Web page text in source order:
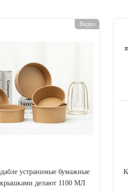
Видео
устранимые бумажные
делают 1100 МЛ